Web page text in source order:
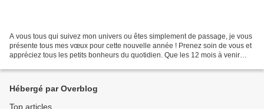
A vous tous qui suivez mon univers ou êtes simplement de passage, je vous
présente tous mes vœux pour cette nouvelle année ! Prenez soin de vous et
appréciez tous les petits bonheurs du quotidien. Que les 12 mois à venir
Hébergé par Overblog
Top articles